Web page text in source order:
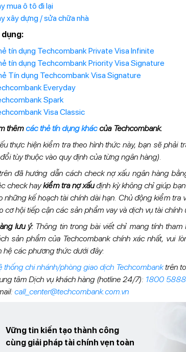
mua ô tô đi lại
xây dựng / sửa chữa nhà
tín dụng Techcombank Private Visa Infinite
tín dụng Techcombank Priority Visa Signature
Tín dụng Techcombank Visa Signature
Everyday
Spark
Visa Classic
thêm các thẻ tín dụng kháccủa Techcombank.
thực hiện kiểm tra theo hình thức này, bạn sẽ phải
tùy thuộc vào quy định của từng ngân hàng).
đã hướng dẫn cách check nợ xấu ngân hàng
check haykiểm tra nợ xấuđịnh kỳ không chỉ giúp
những kế hoạch tài chính dài hạn. Chủ động kiểm
cơ hội tiếp cận các sản phẩm vay và dịch vụ tài chính
lưu ý:Thông tin trong bài viết chỉ mang tính
sản phẩm của Techcombank chính xác nhất, vui
hệ các phương thức dưới đây:
thống chi nhánh/phòng giao dịch Techcombanktrên
tâm Dịch vụ khách hàng (hotline 24/7): 1800
call_center@techcombank.com.vn
Vững tin kiến tạo thành công
cùng giải pháp tài chính vẹn toàn